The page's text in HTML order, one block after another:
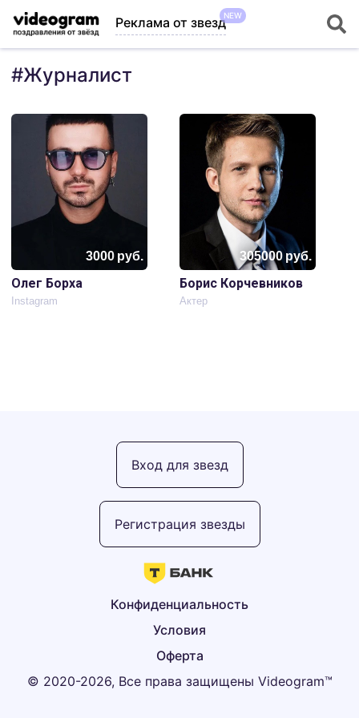
Реклама от звездNEW
#Журналист
3000руб.
Олег Борха
Instagram
305000руб.
Борис Корчевников
Актер
© 2020-2026, Все права защищены Videogram™
Оферта
Условия
Конфиденциальность
Регистрация звезды
Вход для звезд